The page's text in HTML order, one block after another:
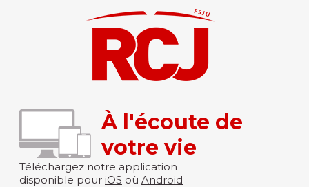
À l'écoute de
votre vie
Téléchargez notre application
disponible pour iOS où Android